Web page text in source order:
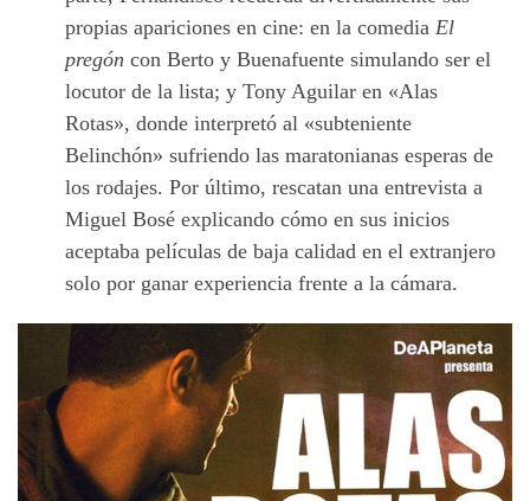
propias apariciones en cine: en la comedia El
pregón con Berto y Buenafuente simulando ser el
locutor de la lista; y Tony Aguilar en «Alas
Rotas», donde interpretó al «subteniente
Belinchón» sufriendo las maratonianas esperas de
los rodajes. Por último, rescatan una entrevista a
Miguel Bosé explicando cómo en sus inicios
aceptaba películas de baja calidad en el extranjero
solo por ganar experiencia frente a la cámara.